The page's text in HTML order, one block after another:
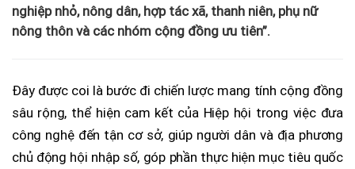
nghiệp nhỏ, nông dân, hợp tác xã, thanh niên, phụ nữ
nông thôn và các nhóm cộng đồng ưu tiên”.
Đây được coi là bước đi chiến lược mang tính cộng đồng
sâu rộng, thể hiện cam kết của Hiệp hội trong việc đưa
công nghệ đến tận cơ sở, giúp người dân và địa phương
chủ động hội nhập số, góp phần thực hiện mục tiêu quốc